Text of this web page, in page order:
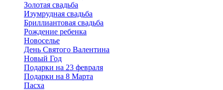
Золотая свадьба
Изумрудная свадьба
Бриллиантовая свадьба
Рождение ребенка
Новоселье
День Святого Валентина
Новый Год
Подарки на 23 февраля
Подарки на 8 Марта
Пасха